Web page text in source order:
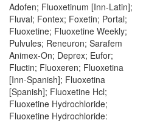
Adofen; Fluoxetinum [Inn-Latin];
Fluval; Fontex; Foxetin; Portal;
Fluoxetine; Fluoxetine Weekly;
Pulvules; Reneuron; Sarafem
Animex-On; Deprex; Eufor;
Fluctin; Fluoxeren; Fluoxetina
[Inn-Spanish]; Fluoxetina
[Spanish]; Fluoxetine Hcl;
Fluoxetine Hydrochloride;
Fluoxetine Hydrochloride: